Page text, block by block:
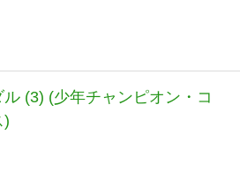
(3) (少年チャンピオン・コ
)